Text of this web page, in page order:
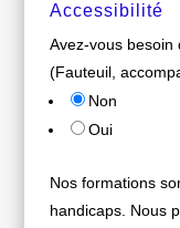
Accessibilité
Avez-vous besoin
(Fauteuil,
Non
Oui
Nos formations
handicaps. Nous